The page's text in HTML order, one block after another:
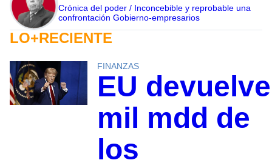
Crónica del poder / Inconcebible y reprobable una
confrontación Gobierno-empresarios
LO+RECIENTE
FINANZAS
EU
mil mdd de
los